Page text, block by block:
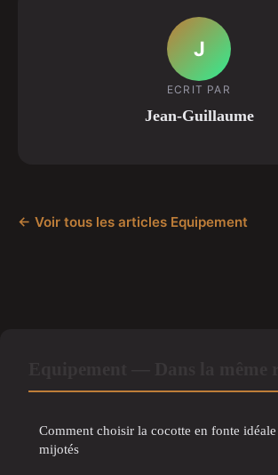
J
ECRIT PAR
Jean-Guillaume
← Voir tous les articles Equipement
Comment choisir la cocotte en fonte
mijotés